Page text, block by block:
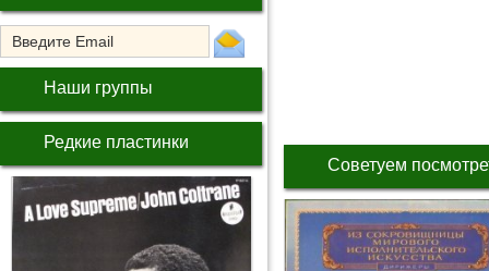
Наши группы
Редкие пластинки
Советуем